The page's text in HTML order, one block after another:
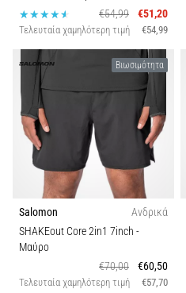
€54,99
€51,20
Τελευταία χαμηλότερη τιμή €54,99
Βιωσιμότητα
Salomon
Ανδρικά
SHAKEout Core 2in1 7inch -
Μαύρο
€70,00
€60,50
Τελευταία χαμηλότερη τιμή €57,70